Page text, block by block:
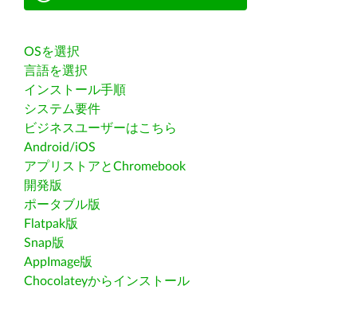
OSを選択
言語を選択
インストール手順
システム要件
ビジネスユーザーはこちら
Android/iOS
アプリストアとChromebook
開発版
ポータブル版
Flatpak版
Snap版
AppImage版
Chocolateyからインストール